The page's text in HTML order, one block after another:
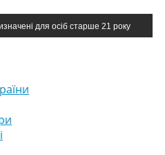
для осіб старше 21 року